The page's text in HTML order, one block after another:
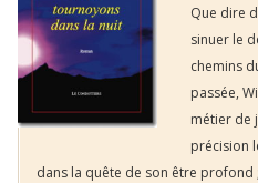
Que dire
sinuer le
chemins
passée,
métier de
précision
dans la quête de son être profond